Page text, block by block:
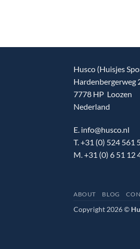
Husco (Huisjes
Hardenbergerweg
7778 HP Loozen
Nederland
E. info@husco.nl
T. +31 (0) 524 561
M. +31 (0) 6 51 12
ABOUT BLOG
Copyright 2026 ©